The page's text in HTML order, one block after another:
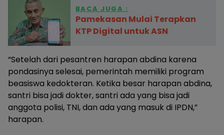
BACA JUGA :
Pamekasan Mulai Terapkan
KTP Digital untuk ASN
“Setelah dari pesantren harapan abdina karena
pondasinya selesai, pemerintah memiliki program
beasiswa kedokteran. Ketika besar harapan abdina,
santri bisa jadi dokter, santri ada yang bisa jadi
anggota polisi, TNI, dan ada yang masuk di IPDN,”
harapan.